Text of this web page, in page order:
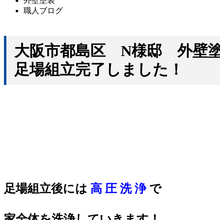
職人ブログ
大阪市都島区 N様邸 外壁
足場組立完了しました！
足場組立後には 高 圧 洗 浄 で